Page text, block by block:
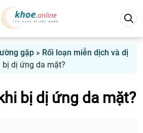
gặp » Rối loạn miễn dịch và dị
bị dị ứng da mặt?
bị dị ứng da mặt?